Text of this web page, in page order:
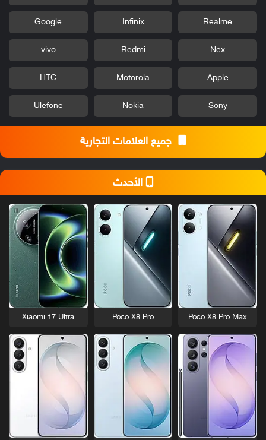
Realme
Infinix
Google
Nex
Redmi
vivo
Apple
Motorola
HTC
Sony
Nokia
Ulefone
جميع العلامات التجارية
الأحدث
Poco X8 Pro Max
Poco X8 Pro
Xiaomi 17 Ultra